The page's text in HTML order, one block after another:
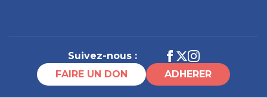
Suivez-nous :
FAIRE UN DON
ADHERER